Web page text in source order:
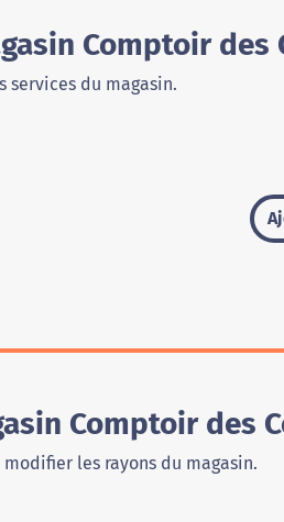
Comptoir des
services du magasin.
Comptoir des
les rayons du magasin.